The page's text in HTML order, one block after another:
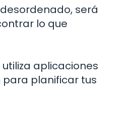
será
lo que
utiliza aplicaciones
planificar tus